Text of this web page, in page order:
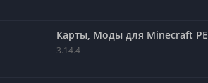
Карты, Моды для Minecraft PE
3.14.4